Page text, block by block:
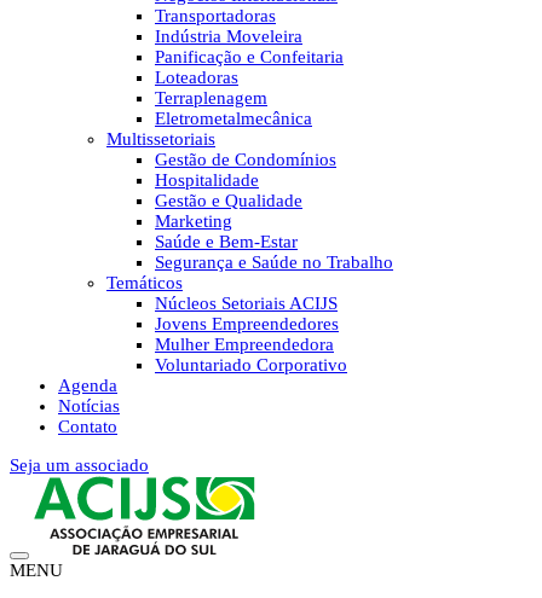
Transportadoras
Indústria Moveleira
Panificação e Confeitaria
Loteadoras
Terraplenagem
Eletrometalmecânica
Multissetoriais
Gestão de Condomínios
Hospitalidade
Gestão e Qualidade
Marketing
Saúde e Bem-Estar
Segurança e Saúde no Trabalho
Temáticos
Núcleos Setoriais ACIJS
Jovens Empreendedores
Mulher Empreendedora
Voluntariado Corporativo
Agenda
Notícias
Contato
Seja um associado
MENU